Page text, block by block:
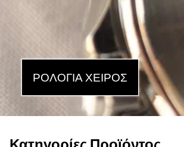
ΡΟΛΌΓΙΑ ΧΕΙΡΌΣ
Κατηγορίες Προϊόντος